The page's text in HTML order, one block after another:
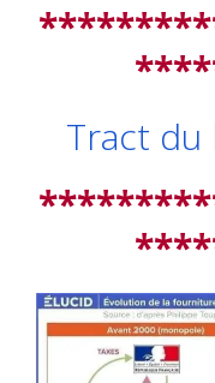
Tract du